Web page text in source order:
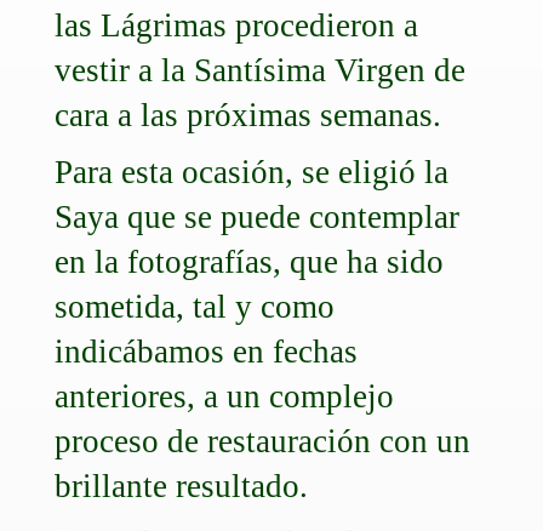
las Lágrimas procedieron a
vestir a la Santísima Virgen de
cara a las próximas semanas.
Para esta ocasión, se eligió la
Saya que se puede contemplar
en la fotografías, que ha sido
sometida, tal y como
indicábamos en fechas
anteriores, a un complejo
proceso de restauración con un
brillante resultado.